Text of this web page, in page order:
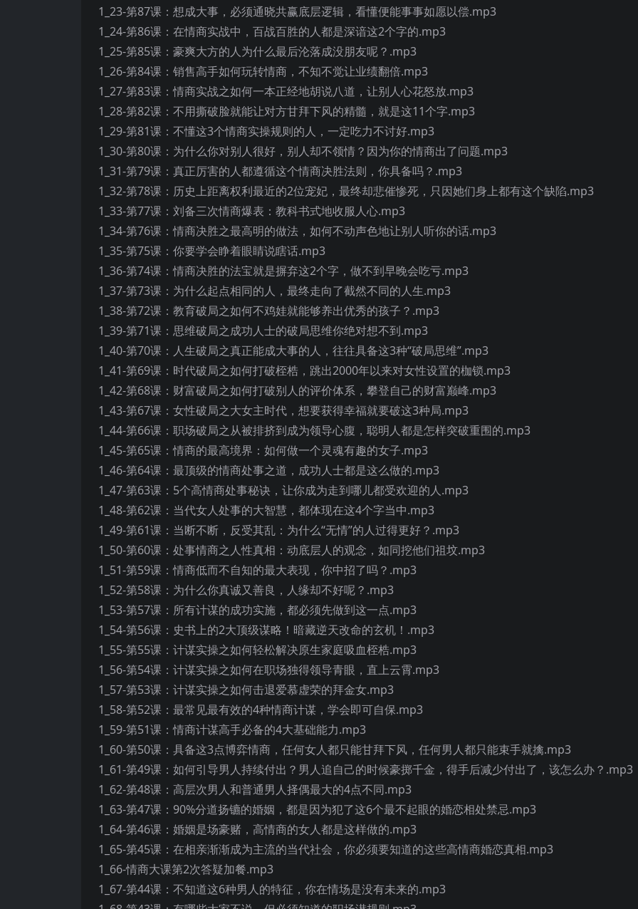
1_23-第87课：想成大事，必须通晓共赢底层逻辑，看懂便能事事如愿以偿.mp3
1_24-第86课：在情商实战中，百战百胜的人都是深谙这2个字的.mp3
1_25-第85课：豪爽大方的人为什么最后沦落成没朋友呢？.mp3
1_26-第84课：销售高手如何玩转情商，不知不觉让业绩翻倍.mp3
1_27-第83课：情商实战之如何一本正经地胡说八道，让别人心花怒放.mp3
1_28-第82课：不用撕破脸就能让对方甘拜下风的精髓，就是这11个字.mp3
1_29-第81课：不懂这3个情商实操规则的人，一定吃力不讨好.mp3
1_30-第80课：为什么你对别人很好，别人却不领情？因为你的情商出了问题.mp3
1_31-第79课：真正厉害的人都遵循这个情商决胜法则，你具备吗？.mp3
1_32-第78课：历史上距离权利最近的2位宠妃，最终却悲催惨死，只因她们身上都有这个缺陷.mp3
1_33-第77课：刘备三次情商爆表：教科书式地收服人心.mp3
1_34-第76课：情商决胜之最高明的做法，如何不动声色地让别人听你的话.mp3
1_35-第75课：你要学会睁着眼睛说瞎话.mp3
1_36-第74课：情商决胜的法宝就是摒弃这2个字，做不到早晚会吃亏.mp3
1_37-第73课：为什么起点相同的人，最终走向了截然不同的人生.mp3
1_38-第72课：教育破局之如何不鸡娃就能够养出优秀的孩子？.mp3
1_39-第71课：思维破局之成功人士的破局思维你绝对想不到.mp3
1_40-第70课：人生破局之真正能成大事的人，往往具备这3种“破局思维”.mp3
1_41-第69课：时代破局之如何打破桎梏，跳出2000年以来对女性设置的枷锁.mp3
1_42-第68课：财富破局之如何打破别人的评价体系，攀登自己的财富巅峰.mp3
1_43-第67课：女性破局之大女主时代，想要获得幸福就要破这3种局.mp3
1_44-第66课：职场破局之从被排挤到成为领导心腹，聪明人都是怎样突破重围的.mp3
1_45-第65课：情商的最高境界：如何做一个灵魂有趣的女子.mp3
1_46-第64课：最顶级的情商处事之道，成功人士都是这么做的.mp3
1_47-第63课：5个高情商处事秘诀，让你成为走到哪儿都受欢迎的人.mp3
1_48-第62课：当代女人处事的大智慧，都体现在这4个字当中.mp3
1_49-第61课：当断不断，反受其乱：为什么“无情”的人过得更好？.mp3
1_50-第60课：处事情商之人性真相：动底层人的观念，如同挖他们祖坟.mp3
1_51-第59课：情商低而不自知的最大表现，你中招了吗？.mp3
1_52-第58课：为什么你真诚又善良，人缘却不好呢？.mp3
1_53-第57课：所有计谋的成功实施，都必须先做到这一点.mp3
1_54-第56课：史书上的2大顶级谋略！暗藏逆天改命的玄机！.mp3
1_55-第55课：计谋实操之如何轻松解决原生家庭吸血桎梏.mp3
1_56-第54课：计谋实操之如何在职场独得领导青眼，直上云霄.mp3
1_57-第53课：计谋实操之如何击退爱慕虚荣的拜金女.mp3
1_58-第52课：最常见最有效的4种情商计谋，学会即可自保.mp3
1_59-第51课：情商计谋高手必备的4大基础能力.mp3
1_60-第50课：具备这3点博弈情商，任何女人都只能甘拜下风，任何男人都只能束手就擒.mp3
1_61-第49课：如何引导男人持续付出？男人追自己的时候豪掷千金，得手后减少付出了，该怎么办？.mp3
1_62-第48课：高层次男人和普通男人择偶最大的4点不同.mp3
1_63-第47课：90%分道扬镳的婚姻，都是因为犯了这6个最不起眼的婚恋相处禁忌.mp3
1_64-第46课：婚姻是场豪赌，高情商的女人都是这样做的.mp3
1_65-第45课：在相亲渐渐成为主流的当代社会，你必须要知道的这些高情商婚恋真相.mp3
1_66-情商大课第2次答疑加餐.mp3
1_67-第44课：不知道这6种男人的特征，你在情场是没有未来的.mp3